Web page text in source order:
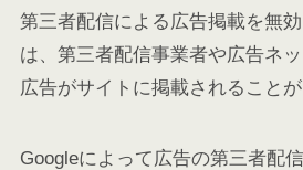
第三者配信による広告掲載を無
は、第三者配信事業者や広告ネ
広告がサイトに掲載されることが
Googleによって広告の第三者配